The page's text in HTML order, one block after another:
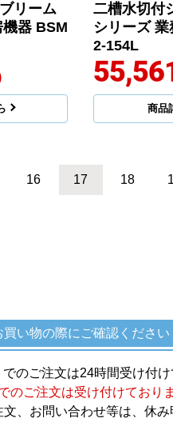
リーム
器 BSM
二槽水切
シリーズ
2-154L
商品
16 17 18
買い物の際にご確認ください
のご注文は24時間受け付け
のご注文は受け付けておりま
、お問い合わせ等は、休み